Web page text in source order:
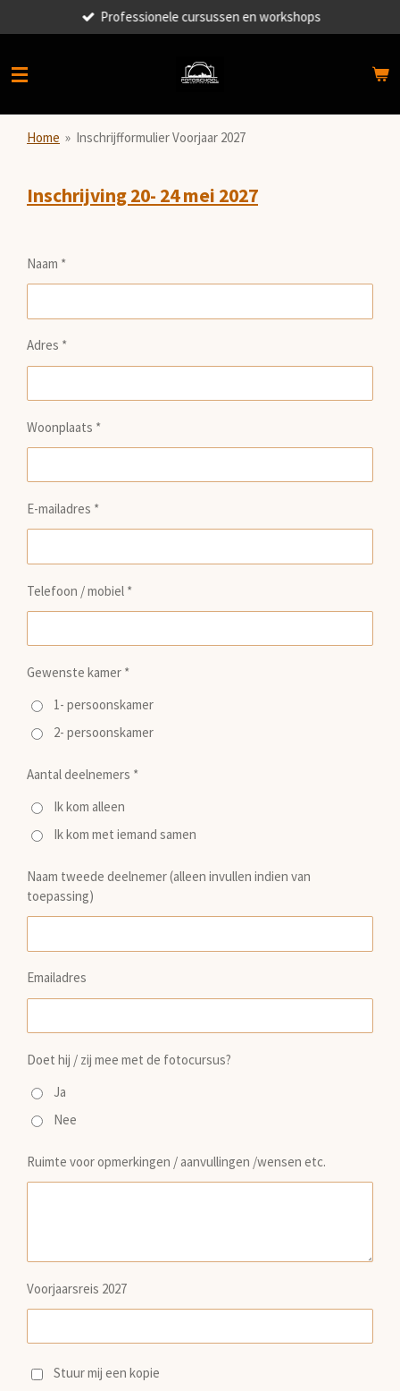
direct
de
Professionele cursussen en workshops
Home » Inschrijfformulier Voorjaar 2027
Inschrijving 20- 24 mei 2027
Naam *
Adres *
Woonplaats *
E-mailadres *
Telefoon / mobiel *
Gewenste kamer *
1- persoonskamer
2- persoonskamer
Aantal deelnemers *
Ik kom alleen
Ik kom met iemand samen
Naam tweede deelnemer (alleen invullen indien van
toepassing)
Emailadres
Doet hij / zij mee met de fotocursus?
Ja
Nee
Ruimte voor opmerkingen / aanvullingen /wensen etc.
Voorjaarsreis 2027
Stuur mij een kopie